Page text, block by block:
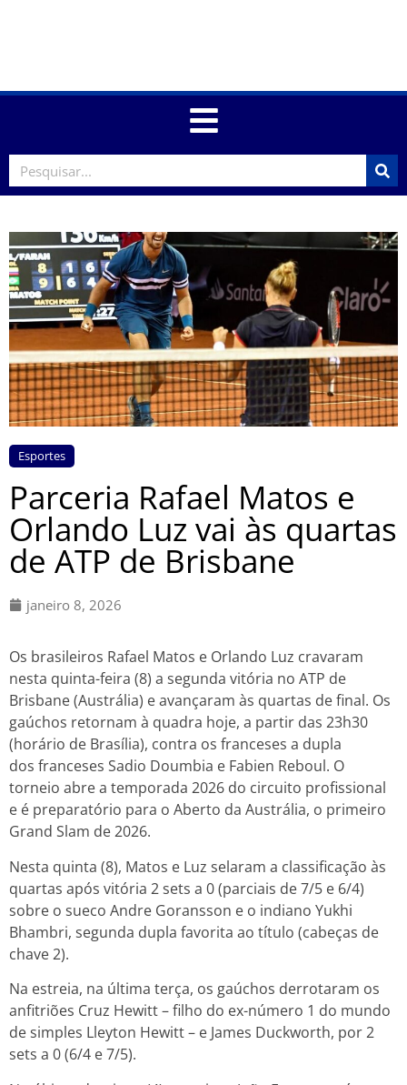
Esportes
Parceria Rafael Matos e
Orlando Luz vai às quartas
de ATP de Brisbane
janeiro 8, 2026
Os brasileiros Rafael Matos e Orlando Luz cravaram
nesta quinta-feira (8) a segunda vitória no ATP de
Brisbane (Austrália) e avançaram às quartas de final. Os
gaúchos retornam à quadra hoje, a partir das 23h30
(horário de Brasília), contra os franceses a dupla
dos franceses Sadio Doumbia e Fabien Reboul. O
torneio abre a temporada 2026 do circuito profissional
e é preparatório para o Aberto da Austrália, o primeiro
Grand Slam de 2026.
Nesta quinta (8), Matos e Luz selaram a classificação às
quartas após vitória 2 sets a 0 (parciais de 7/5 e 6/4)
sobre o sueco Andre Goransson e o indiano Yukhi
Bhambri, segunda dupla favorita ao título (cabeças de
chave 2).
Na estreia, na última terça, os gaúchos derrotaram os
anfitriões Cruz Hewitt – filho do ex-número 1 do mundo
de simples Lleyton Hewitt – e James Duckworth, por 2
sets a 0 (6/4 e 7/5).